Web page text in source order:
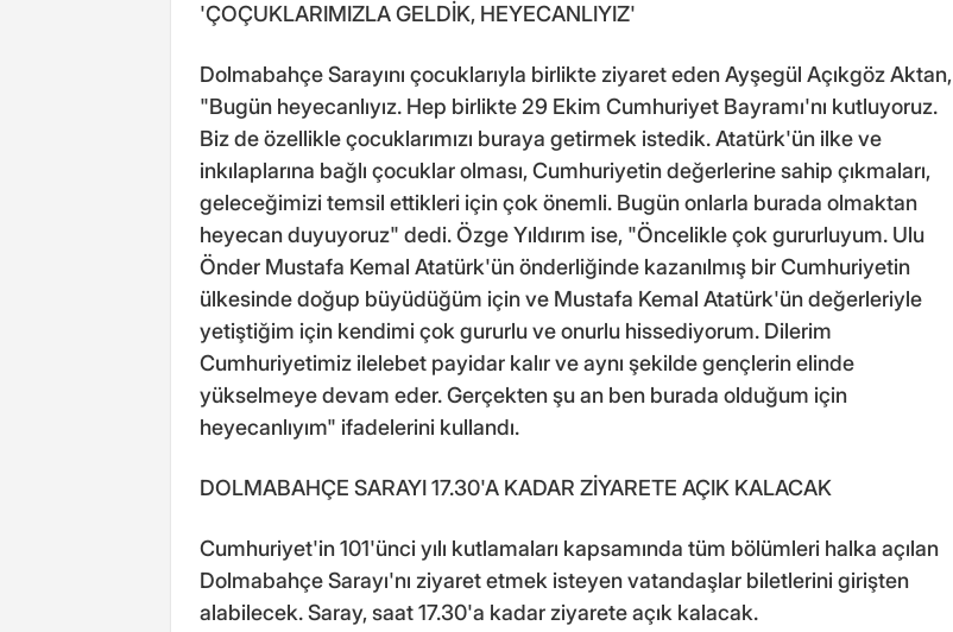
'ÇOÇUKLARIMIZLA GELDİK, HEYECANLIYIZ'
Dolmabahçe Sarayını çocuklarıyla birlikte ziyaret eden Ayşegül Açıkgöz Aktan,
"Bugün heyecanlıyız. Hep birlikte 29 Ekim Cumhuriyet Bayramı'nı kutluyoruz.
Biz de özellikle çocuklarımızı buraya getirmek istedik. Atatürk'ün ilke ve
inkılaplarına bağlı çocuklar olması, Cumhuriyetin değerlerine sahip çıkmaları,
geleceğimizi temsil ettikleri için çok önemli. Bugün onlarla burada olmaktan
heyecan duyuyoruz" dedi. Özge Yıldırım ise, "Öncelikle çok gururluyum. Ulu
Önder Mustafa Kemal Atatürk'ün önderliğinde kazanılmış bir Cumhuriyetin
ülkesinde doğup büyüdüğüm için ve Mustafa Kemal Atatürk'ün değerleriyle
yetiştiğim için kendimi çok gururlu ve onurlu hissediyorum. Dilerim
Cumhuriyetimiz ilelebet payidar kalır ve aynı şekilde gençlerin elinde
yükselmeye devam eder. Gerçekten şu an ben burada olduğum için
heyecanlıyım" ifadelerini kullandı.
DOLMABAHÇE SARAYI 17.30'A KADAR ZİYARETE AÇIK KALACAK
Cumhuriyet'in 101'ünci yılı kutlamaları kapsamında tüm bölümleri halka açılan
Dolmabahçe Sarayı'nı ziyaret etmek isteyen vatandaşlar biletlerini girişten
alabilecek. Saray, saat 17.30'a kadar ziyarete açık kalacak.